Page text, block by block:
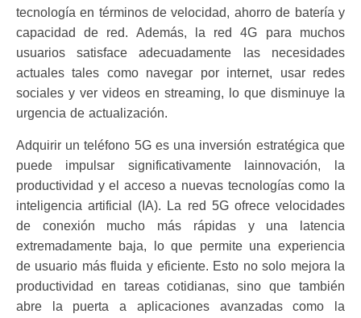
tecnología en términos de velocidad, ahorro de batería y
capacidad de red. Además, la red 4G para muchos
usuarios satisface adecuadamente las necesidades
actuales tales como navegar por internet, usar redes
sociales y ver videos en streaming, lo que disminuye la
urgencia de actualización.
Adquirir un teléfono 5G es una inversión estratégica que
puede impulsar significativamente lainnovación, la
productividad y el acceso a nuevas tecnologías como la
inteligencia artificial (IA). La red 5G ofrece velocidades
de conexión mucho más rápidas y una latencia
extremadamente baja, lo que permite una experiencia
de usuario más fluida y eficiente. Esto no solo mejora la
productividad en tareas cotidianas, sino que también
abre la puerta a aplicaciones avanzadas como la